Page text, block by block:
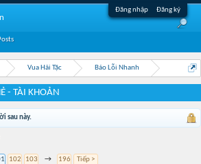
Đăng nhập Đăng ký
Vua Hải Tặc Báo Lỗi Nhanh
- TÀI KHOẢN
sau này.
102 103 → 196 Tiếp >